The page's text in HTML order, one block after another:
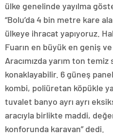
ülke genelinde yayılma
“Bolu’da 4 bin metre kare
ülkeye ihracat yapıyoruz.
Fuarın en büyük en geniş ve
Aracımızda yarım ton temiz
konaklayabilir. 6 güneş
kombi, poliüretan köpükle
tuvalet banyo ayrı ayrı
aracıyla birlikte maddi,
konforunda karavan” dedi.